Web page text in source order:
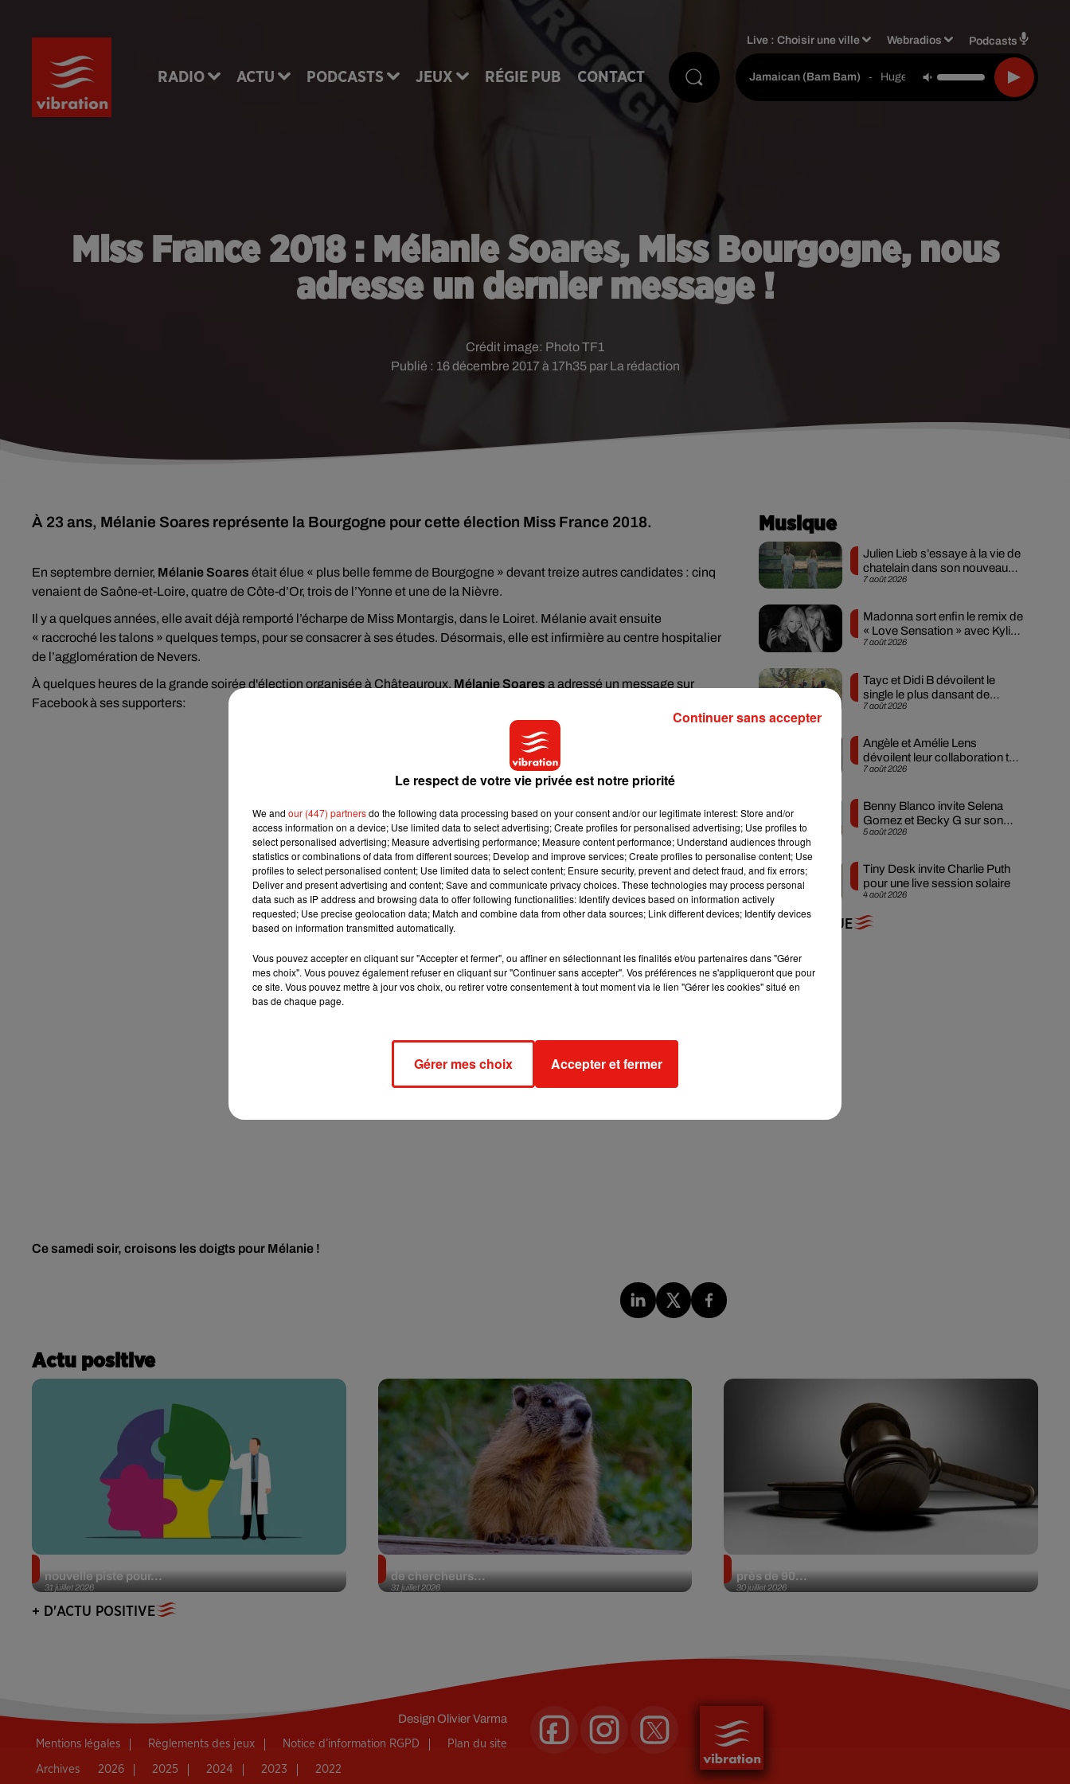
RADIO ACTU PODCASTS JEUX RÉGIE PUB CONTACT
Live :Choisir une ville Webradios Podcasts
Jamaican (bam Bam) - Hugel & Solto (fr)
Miss France 2018 : Mélanie Soares, Miss Bourgogne, nous
adresse un dernier message !
Publié : 16 décembre 2017 à 17h35 par La rédaction
Crédit image: Photo TF1
À 23 ans, Mélanie Soares représente la Bourgogne pour cette élection Miss France 2018.
En septembre dernier, Mélanie Soares était élue « plus belle femme de Bourgogne » devant treize autres candidates : cinq
venaient de Saône-et-Loire, quatre de Côte-d’Or, trois de l’Yonne et une de la Nièvre.
Il y a quelques années, elle avait déjà remporté l’écharpe de Miss Montargis, dans le Loiret. Mélanie avait ensuite
« raccroché les talons » quelques temps, pour se consacrer à ses études. Désormais, elle est infirmière au centre hospitalier
de l’agglomération de Nevers.
À quelques heures de la grande soirée d'élection organisée à Châteauroux, Mélanie Soares a adressé un message sur
Facebook à ses supporters:
Ce samedi soir, croisons les doigts pour Mélanie !
Musique
7 août 2026
Julien Lieb s’essaye à la vie de
chatelain dans son nouveau
clip
7 août 2026
Madonna sort enfin le remix de
« Love Sensation » avec Kylie
Minogue
7 août 2026
Tayc et Didi B dévoilent le
single le plus dansant de
l’année
7 août 2026
Angèle et Amélie Lens
dévoilent leur collaboration tant
attendue
5 août 2026
Benny Blanco invite Selena
Gomez et Becky G sur son
nouveau single
4 août 2026
Tiny Desk invite Charlie Puth
pour une live session solaire
+ DE MUSIQUE
Actu positive
31 juillet 2026
nouvelle piste pour...
31 juillet 2026
de chercheurs...
30 juillet 2026
près de 90...
+ D'ACTU POSITIVE
DesignOlivier Varma
Mentions légales Règlements des jeux Notice d’information RGPD Plan du site
Archives 2026 2025 2024 2023 2022
Le respect de votre vie privée est notre priorité
We and our (447) partnersdo the following data processing based on your consent and/or our legitimate interest: Store and/or
access information on a device; Use limited data to select advertising; Create profiles for personalised advertising; Use profiles to
select personalised advertising; Measure advertising performance; Measure content performance; Understand audiences through
statistics or combinations of data from different sources; Develop and improve services; Create profiles to personalise content; Use
profiles to select personalised content; Use limited data to select content; Ensure security, prevent and detect fraud, and fix errors;
Deliver and present advertising and content; Save and communicate privacy choices. These technologies may process personal
data such as IP address and browsing data to offer following functionalities: Identify devices based on information actively
requested; Use precise geolocation data; Match and combine data from other data sources; Link different devices; Identify devices
based on information transmitted automatically.
Vous pouvez accepter en cliquant sur "Accepter et fermer", ou affiner en sélectionnant les finalités et/ou partenaires dans "Gérer
mes choix". Vous pouvez également refuser en cliquant sur "Continuer sans accepter". Vos préférences ne s'appliqueront que pour
ce site. Vous pouvez mettre à jour vos choix, ou retirer votre consentement à tout moment via le lien "Gérer les cookies" situé en
bas de chaque page.
Gérer mes choix Accepter et fermer
Continuer sans accepter